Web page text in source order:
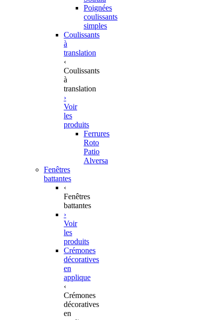
Poignées
coulissants
simples
Coulissants
à
translation
‹
Coulissants
à
translation
›
Voir
les
produits
Ferrures
Roto
Patio
Alversa
Fenêtres
battantes
‹
Fenêtres
battantes
›
Voir
les
produits
Crémones
décoratives
en
applique
‹
Crémones
décoratives
en